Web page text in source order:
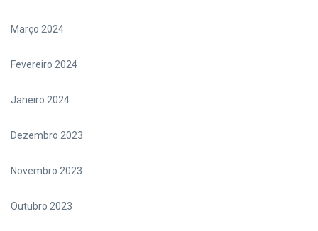
Março 2024
Fevereiro 2024
Janeiro 2024
Dezembro 2023
Novembro 2023
Outubro 2023